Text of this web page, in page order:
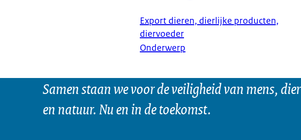
Export dieren, dierlijke producten,
diervoeder
Onderwerp
Samen staan we voor de veiligheid van mens, dier
en natuur. Nu en in de toekomst.